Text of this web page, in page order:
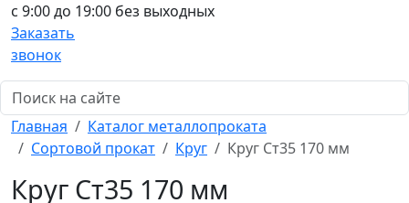
c 9:00 до 19:00 без выходных
Заказать
звонок
Главная
Каталог металлопроката
Сортовой прокат
Круг Круг Ст35 170 мм
Круг Ст35 170 мм